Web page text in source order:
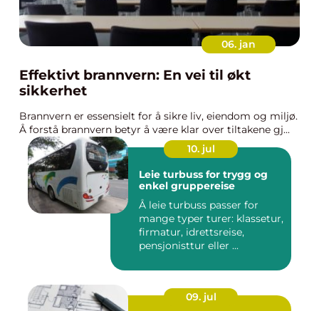
06. jan
Effektivt brannvern: En vei til økt
sikkerhet
Brannvern er essensielt for å sikre liv, eiendom og miljø.
Å forstå brannvern betyr å være klar over tiltakene gj...
10. jul
Leie turbuss for trygg og
enkel gruppereise
Å leie turbuss passer for
mange typer turer: klassetur,
firmatur, idrettsreise,
pensjonisttur eller ...
09. jul